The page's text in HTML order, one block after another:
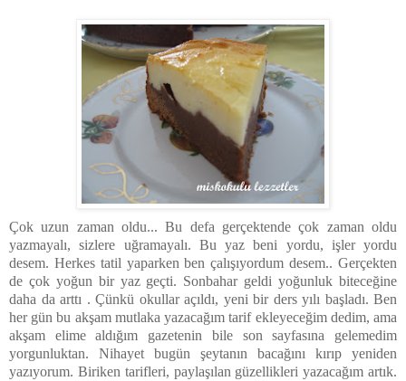
Çok uzun zaman oldu... Bu defa gerçektende çok zaman oldu
yazmayalı, sizlere uğramayalı. Bu yaz beni yordu, işler yordu
desem. Herkes tatil yaparken ben çalışıyordum desem.. Gerçekten
de çok yoğun bir yaz geçti. Sonbahar geldi yoğunluk biteceğine
daha da arttı . Çünkü okullar açıldı, yeni bir ders yılı başladı. Ben
her gün bu akşam mutlaka yazacağım tarif ekleyeceğim dedim, ama
akşam elime aldığım gazetenin bile son sayfasına gelemedim
yorgunluktan. Nihayet bugün şeytanın bacağını kırıp yeniden
yazıyorum. Biriken tarifleri, paylaşılan güzellikleri yazacağım artık.